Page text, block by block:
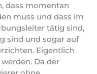
dass momentan
muss und dass im
tätig sind,
sind und sogar auf
Eigentlich
Da der